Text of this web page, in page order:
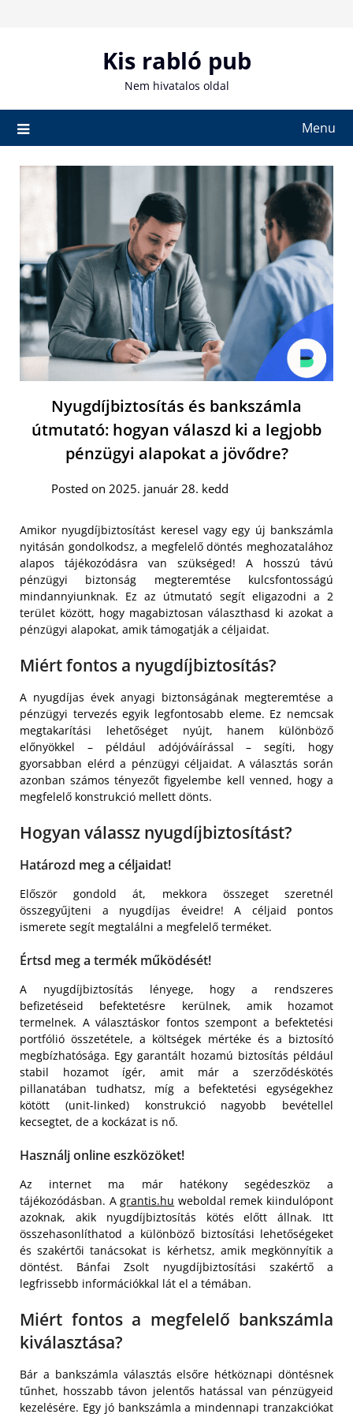
Kis rabló pub
Nem hivatalos oldal
Menu
Nyugdíjbiztosítás és bankszámla
útmutató: hogyan válaszd ki a legjobb
pénzügyi alapokat a jövődre?
Posted on 2025. január 28. kedd
Amikor nyugdíjbiztosítást keresel vagy egy új bankszámla
nyitásán gondolkodsz, a megfelelő döntés meghozatalához
alapos tájékozódásra van szükséged! A hosszú távú
pénzügyi biztonság megteremtése kulcsfontosságú
mindannyiunknak. Ez az útmutató segít eligazodni a 2
terület között, hogy magabiztosan választhasd ki azokat a
pénzügyi alapokat, amik támogatják a céljaidat.
Miért fontos a nyugdíjbiztosítás?
A nyugdíjas évek anyagi biztonságának megteremtése a
pénzügyi tervezés egyik legfontosabb eleme. Ez nemcsak
megtakarítási lehetőséget nyújt, hanem különböző
előnyökkel – például adójóváírással – segíti, hogy
gyorsabban elérd a pénzügyi céljaidat. A választás során
azonban számos tényezőt figyelembe kell venned, hogy a
megfelelő konstrukció mellett dönts.
Hogyan válassz nyugdíjbiztosítást?
Határozd meg a céljaidat!
Először gondold át, mekkora összeget szeretnél
összegyűjteni a nyugdíjas éveidre! A céljaid pontos
ismerete segít megtalálni a megfelelő terméket.
Értsd meg a termék működését!
A nyugdíjbiztosítás lényege, hogy a rendszeres
befizetéseid befektetésre kerülnek, amik hozamot
termelnek. A választáskor fontos szempont a befektetési
portfólió összetétele, a költségek mértéke és a biztosító
megbízhatósága. Egy garantált hozamú biztosítás például
stabil hozamot ígér, amit már a szerződéskötés
pillanatában tudhatsz, míg a befektetési egységekhez
kötött (unit-linked) konstrukció nagyobb bevétellel
kecsegtet, de a kockázat is nő.
Használj online eszközöket!
Az internet ma már hatékony segédeszköz a
tájékozódásban. Agrantis.hu weboldal remek kiindulópont
azoknak, akik nyugdíjbiztosítás kötés előtt állnak. Itt
összehasonlíthatod a különböző biztosítási lehetőségeket
és szakértői tanácsokat is kérhetsz, amik megkönnyítik a
döntést. Bánfai Zsolt nyugdíjbiztosítási szakértő a
legfrissebb információkkal lát el a témában.
Miért fontos a megfelelő bankszámla
kiválasztása?
Bár a bankszámla választás elsőre hétköznapi döntésnek
tűnhet, hosszabb távon jelentős hatással van pénzügyeid
kezelésére. Egy jó bankszámla a mindennapi tranzakciókat